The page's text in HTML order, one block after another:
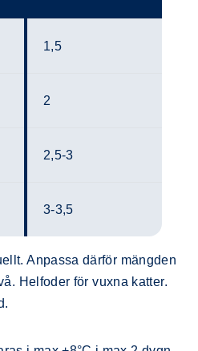
1,5
2
2,5-3
3-3,5
Anpassa därför mängden
Helfoder för vuxna katter.